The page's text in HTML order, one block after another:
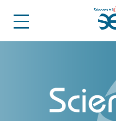
Sciences à
dans les